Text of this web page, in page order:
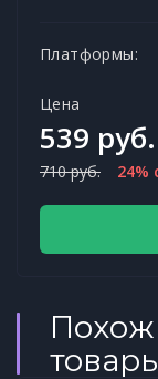
Платформы:
Цена
539 руб.
710 руб. 24%